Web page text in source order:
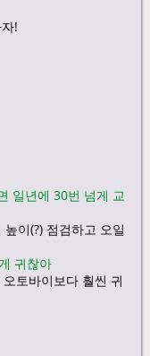
!
일년에 30번 넘게 교
이(?) 점검하고 오일
귀찮아
토바이보다 훨씬 귀